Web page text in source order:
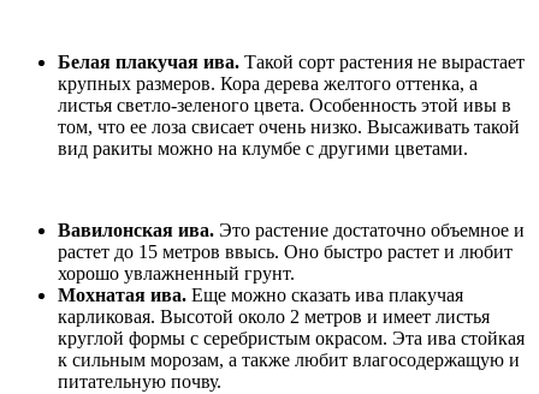
Белая плакучая ива. Такой сорт растения не вырастает
крупных размеров. Кора дерева желтого оттенка, а
листья светло-зеленого цвета. Особенность этой ивы в
том, что ее лоза свисает очень низко. Высаживать такой
вид ракиты можно на клумбе с другими цветами.
Вавилонская ива. Это растение достаточно объемное и
растет до 15 метров ввысь. Оно быстро растет и любит
хорошо увлажненный грунт.
Мохнатая ива. Еще можно сказать ива плакучая
карликовая. Высотой около 2 метров и имеет листья
круглой формы с серебристым окрасом. Эта ива стойкая
к сильным морозам, а также любит влагосодержащую и
питательную почву.